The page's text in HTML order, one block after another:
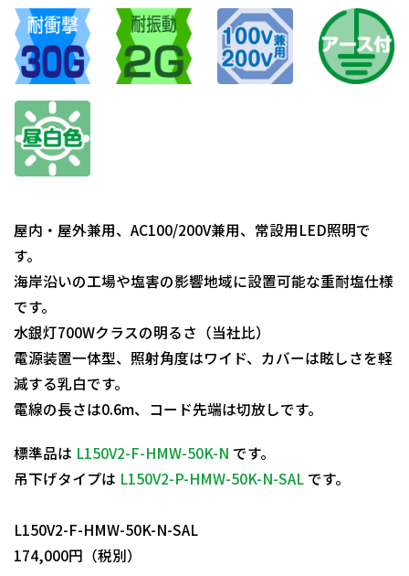
屋内・屋外兼用、AC100/200V兼用、常設用LED照明で
す。
海岸沿いの工場や塩害の影響地域に設置可能な重耐塩仕様
です。
水銀灯700Wクラスの明るさ（当社比）
電源装置一体型、照射角度はワイド、カバーは眩しさを軽
減する乳白です。
電線の長さは0.6m、コード先端は切放しです。
標準品は L150V2-F-HMW-50K-N です。
吊下げタイプは L150V2-P-HMW-50K-N-SAL です。
L150V2-F-HMW-50K-N-SAL
174,000円（税別）